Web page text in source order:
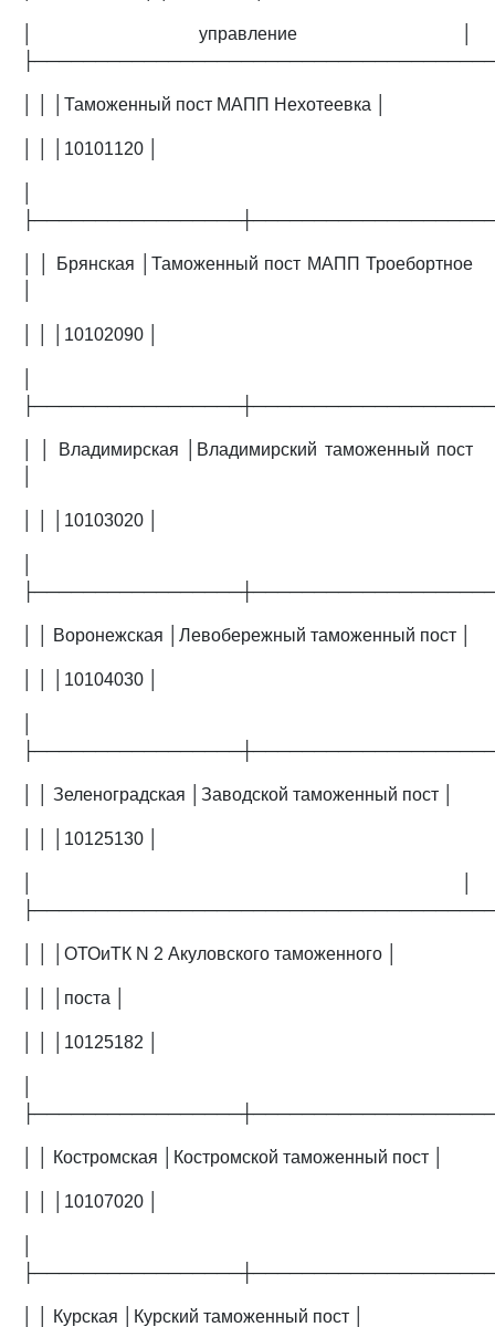
│ управление │
│ │ │Таможенный пост МАПП Нехотеевка │
│ │ │10101120 │
│ │ Брянская │Таможенный пост МАПП Троебортное
│ │ │10102090 │
│ │ Владимирская │Владимирский таможенный пост
│ │ │10103020 │
│ │ Воронежская │Левобережный таможенный пост │
│ │ │10104030 │
│ │ Зеленоградская │Заводской таможенный пост │
│ │ │10125130 │
│ │ │ОТОиТК N 2 Акуловского таможенного │
│ │ │поста │
│ │ │10125182 │
│ │ Костромская │Костромской таможенный пост │
│ │ │10107020 │
│ │ Курская │Курский таможенный пост │